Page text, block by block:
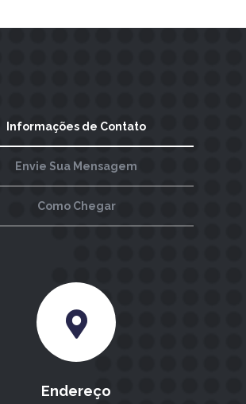
Informações de Contato
Envie Sua Mensagem
Como Chegar
Endereço